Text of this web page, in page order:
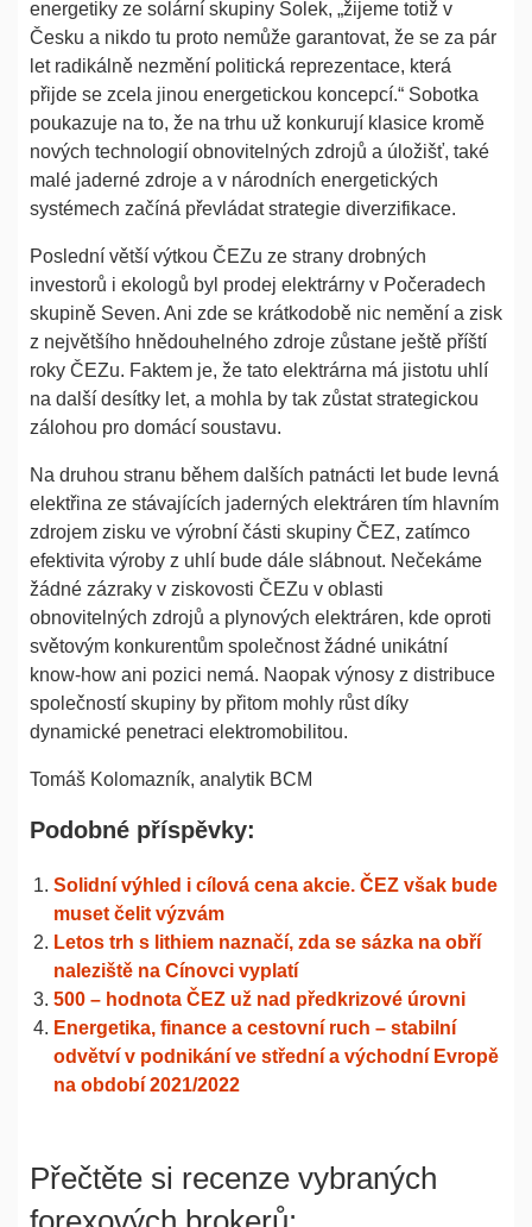
energetiky ze solární skupiny Solek, „žijeme totiž v
Česku a nikdo tu proto nemůže garantovat, že se za pár
let radikálně nezmění politická reprezentace, která
přijde se zcela jinou energetickou koncepcí.“ Sobotka
poukazuje na to, že na trhu už konkurují klasice kromě
nových technologií obnovitelných zdrojů a úložišť, také
malé jaderné zdroje a v národních energetických
systémech začíná převládat strategie diverzifikace.
Poslední větší výtkou ČEZu ze strany drobných
investorů i ekologů byl prodej elektrárny v Počeradech
skupině Seven. Ani zde se krátkodobě nic nemění a zisk
z největšího hnědouhelného zdroje zůstane ještě příští
roky ČEZu. Faktem je, že tato elektrárna má jistotu uhlí
na další desítky let, a mohla by tak zůstat strategickou
zálohou pro domácí soustavu.
Na druhou stranu během dalších patnácti let bude levná
elektřina ze stávajících jaderných elektráren tím hlavním
zdrojem zisku ve výrobní části skupiny ČEZ, zatímco
efektivita výroby z uhlí bude dále slábnout. Nečekáme
žádné zázraky v ziskovosti ČEZu v oblasti
obnovitelných zdrojů a plynových elektráren, kde oproti
světovým konkurentům společnost žádné unikátní
know-how ani pozici nemá. Naopak výnosy z distribuce
společností skupiny by přitom mohly růst díky
dynamické penetraci elektromobilitou.
Tomáš Kolomazník, analytik BCM
Podobné příspěvky:
Solidní výhled i cílová cena akcie. ČEZ však bude
muset čelit výzvám
Letos trh s lithiem naznačí, zda se sázka na obří
naleziště na Cínovci vyplatí
500 – hodnota ČEZ už nad předkrizové úrovni
Energetika, finance a cestovní ruch – stabilní
odvětví v podnikání ve střední a východní Evropě
na období 2021/2022
Přečtěte si recenze vybraných